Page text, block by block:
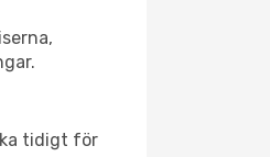
tidigt för